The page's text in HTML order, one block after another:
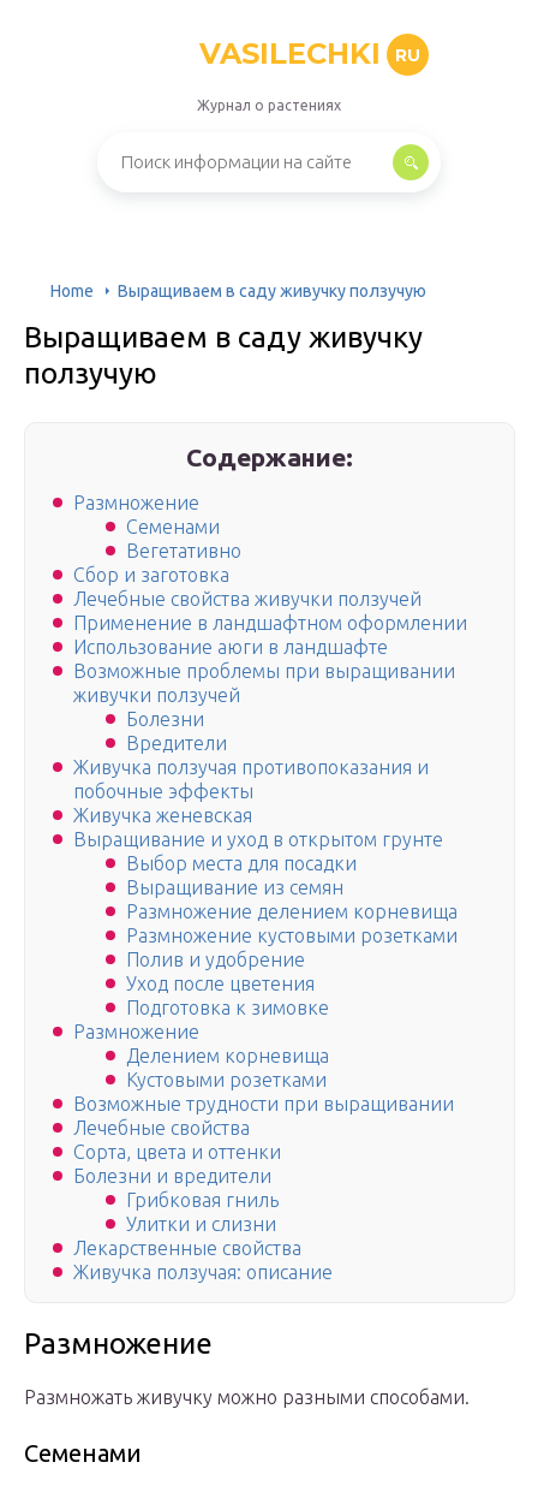
VASILECHKI RU
Журнал о растениях
Home Выращиваем в саду живучку ползучую
Выращиваем в саду живучку
ползучую
Содержание:
Размножение
Семенами
Вегетативно
Сбор и заготовка
Лечебные свойства живучки ползучей
Применение в ландшафтном оформлении
Использование аюги в ландшафте
Возможные проблемы при выращивании
живучки ползучей
Болезни
Вредители
Живучка ползучая противопоказания и
побочные эффекты
Живучка женевская
Выращивание и уход в открытом грунте
Выбор места для посадки
Выращивание из семян
Размножение делением корневища
Размножение кустовыми розетками
Полив и удобрение
Уход после цветения
Подготовка к зимовке
Размножение
Делением корневища
Кустовыми розетками
Возможные трудности при выращивании
Лечебные свойства
Сорта, цвета и оттенки
Болезни и вредители
Грибковая гниль
Улитки и слизни
Лекарственные свойства
Живучка ползучая: описание
Размножение
Размножать живучку можно разными способами.
Семенами